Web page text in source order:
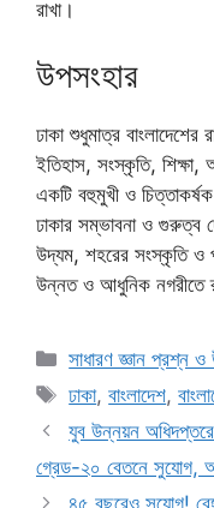
রাখা।
উপসংহার
ঢাকা শুধুমাত্র বাংলাদেশের
ইতিহাস, সংস্কৃতি, শিক্ষা,
একটি বহুমুখী ও
ঢাকার সম্ভাবনা ও গুরুত্ব
উদ্যম, শহরের সংস্কৃতি ও
উন্নত ও আধুনিক নগরীতে
Categories
সাধারণ জ্ঞান প্রশ্ন
Tags
ঢাকা,বাংলাদেশ,
যুব উন্নয়ন
গ্রেড-২০ বেতনে সুযোগ,